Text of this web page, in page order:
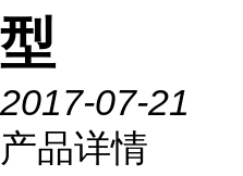
型
2017-07-21
产品详情